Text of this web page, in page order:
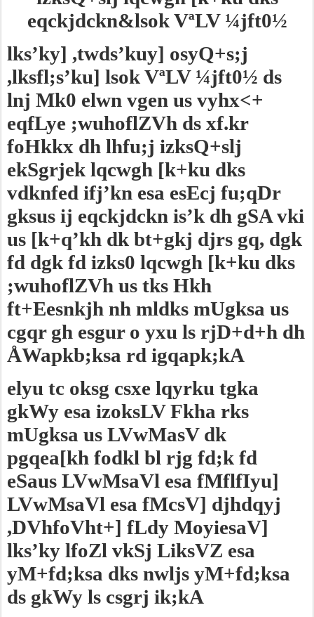
eqckjdckn&lsok VªLV ¼jft0½
lks’ky] ,twds’kuy] osyQ+s;j
,lksfl;s’ku] lsok VªLV ¼jft0½ ds
lnj Mk0 elwn vgen us vyhx<+
eqfLye ;wuhoflZVh ds xf.kr
foHkkx dh lhfu;j izksQ+slj
ekSgrjek lqcwgh [k+ku dks
vdknfed ifj’kn esa esEcj fu;qDr
gksus ij eqckjdckn is’k dh gSA vki
us [k+q’kh dk bt+gkj djrs gq, dgk
fd dgk fd izks0 lqcwgh [k+ku dks
;wuhoflZVh us tks Hkh
ft+Eesnkjh nh mldks mUgksa us
cgqr gh esgur o yxu ls rjD+d+h dh
ÅWapkb;ksa rd igqapk;kA
elyu tc oksg csxe lqyrku tgka
gkWy esa izoksLV Fkha rks
mUgksa us LVwMasV dk
pgqea[kh fodkl bl rjg fd;k fd
eSaus LVwMsaVl esa fMflfIyu]
LVwMsaVl esa fMcsV] djhdqyj
,DVhfoVht+] fLdy MoyiesaV]
lks’ky lfoZl vkSj LiksVZ esa
yM+fd;ksa dks nwljs yM+fd;ksa
ds gkWy ls csgrj ik;kA